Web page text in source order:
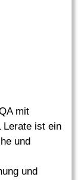
mit
Lerate ist ein
und
und